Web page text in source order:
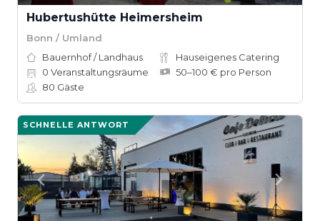
Hubertushütte Heimersheim
Bonn / Umland
Bauernhof / Landhaus
Hauseigenes Catering
0 Veranstaltungsräume
50–100 € pro Person
80 Gäste
SCHNELLE ANTWORT